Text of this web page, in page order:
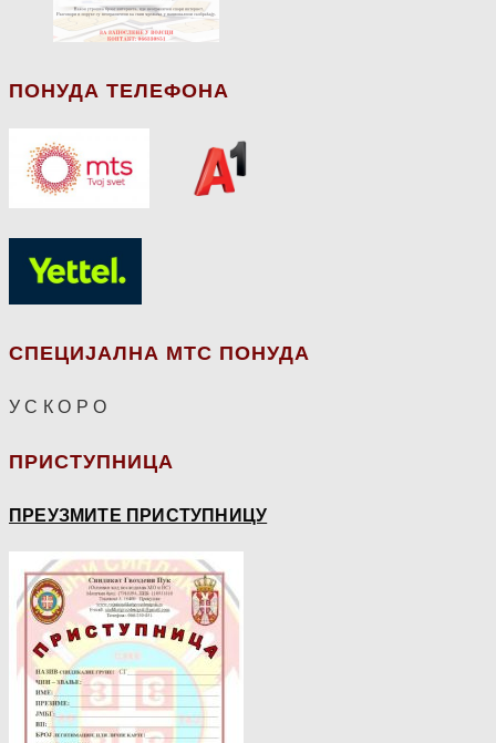
ПОНУДА ТЕЛЕФОНА
СПЕЦИЈАЛНА МТС ПОНУДА
У С К О Р О
ПРИСТУПНИЦА
ПРЕУЗМИТЕ ПРИСТУПНИЦУ